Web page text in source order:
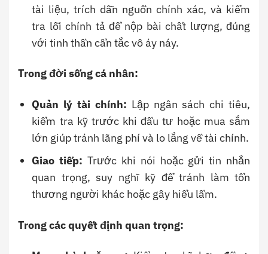
tài liệu, trích dẫn nguồn chính xác, và kiểm
tra lỗi chính tả để nộp bài chất lượng, đúng
với tinh thần cẩn tắc vô áy náy.
Trong đời sống cá nhân:
Quản lý tài chính: Lập ngân sách chi tiêu,
kiểm tra kỹ trước khi đầu tư hoặc mua sắm
lớn giúp tránh lãng phí và lo lắng về tài chính.
Giao tiếp: Trước khi nói hoặc gửi tin nhắn
quan trọng, suy nghĩ kỹ để tránh làm tổn
thương người khác hoặc gây hiểu lầm.
Trong các quyết định quan trọng: